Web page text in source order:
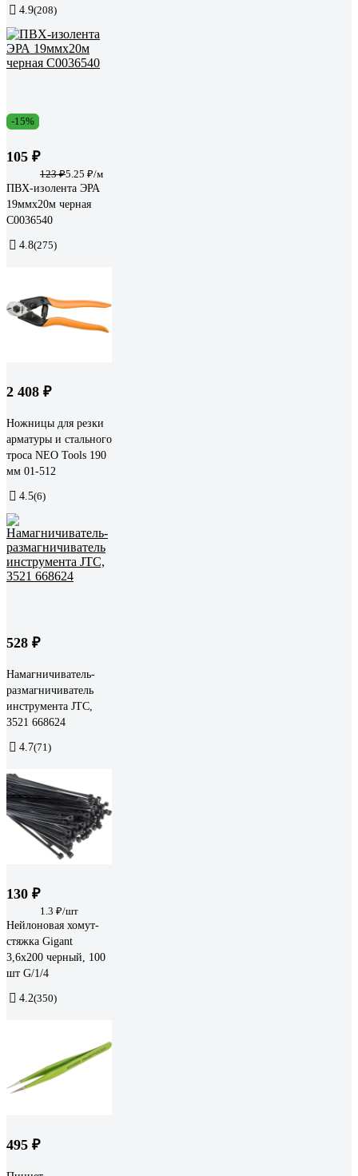
4.9(208)
-15%
105 ₽
123 ₽5.25 ₽/м
ПВХ-изолента ЭРА
19ммх20м черная
C0036540
4.8(275)
2 408 ₽
Ножницы для резки
арматуры и стального
троса NEO Tools 190
мм 01-512
4.5(6)
528 ₽
Намагничиватель-
размагничиватель
инструмента JTC,
3521 668624
4.7(71)
130 ₽
1.3 ₽/шт
Нейлоновая хомут-
стяжка Gigant
3,6х200 черный, 100
шт G/1/4
4.2(350)
495 ₽